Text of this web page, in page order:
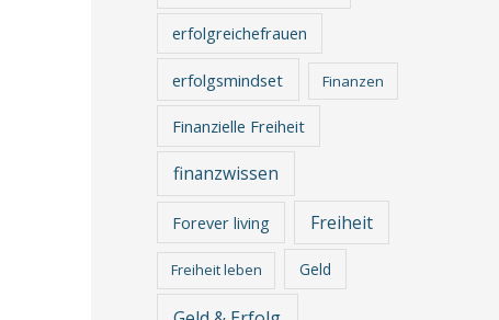
erfolgreichefrauen
erfolgsmindset Finanzen
Finanzielle Freiheit
finanzwissen
Forever living Freiheit
Freiheit leben Geld